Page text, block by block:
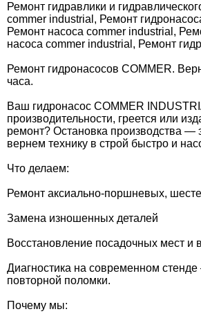
Ремонт гидравлики и
commer industrial, Ремонт
Ремонт насоса commer industrial,
насоса commer industrial, Ремонт
Ремонт гидронасосов COMMER.
часа.
Ваш гидронасос COMMER
производительности, греется или
ремонт? Остановка производства —
вернем технику в строй быстро и
Что делаем:
Ремонт аксиально-поршневых,
Замена изношенных деталей
Восстановление посадочных мест и
Диагностика на современном
повторной поломки.
Почему мы: